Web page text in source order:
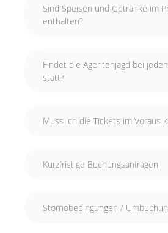
Sind Speisen und Getränke im
enthalten?
Findet die Agentenjagd bei
statt?
Muss ich die Tickets im Voraus
Kurzfristige Buchungsanfragen
Stornobedingungen /